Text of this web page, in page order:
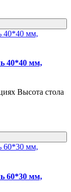
40*40 мм,
Высота стола
60*30 мм,